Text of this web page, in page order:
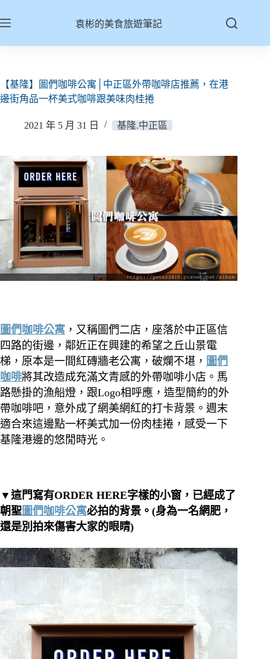
至
容
袁彬的美食旅遊筆記
【基隆】圖們咖啡公寓│中正區外帶咖啡店推薦，在港
邊街角品一杯美式咖啡跟美味肉桂捲
2021 年 5 月 31 日 基隆.中正區
圖們咖啡公寓 ，又稱圖們二店，座落於中正區信
四路的街邊，鄰近正在興建的希望之丘山景電
梯，原本是一間紅磚牆老公寓，破爛不堪， 圖們
咖啡將其改造成充滿文青感的外帶咖啡小店。馬
路懸掛的漁船燈，跟Logo相呼應，造型簡約的外
帶咖啡吧，意外成了網美網紅的打卡背景。週末
適合來這邊點一杯美式加一份肉桂捲，感受一下
基隆港邊的悠閒時光。
▼這門寫有ORDER HERE字樣的小窗，已經成了
朝聖圖們咖啡公寓必拍的背景。(身為一名網肥，
還是別拍來傷害大家的眼睛)